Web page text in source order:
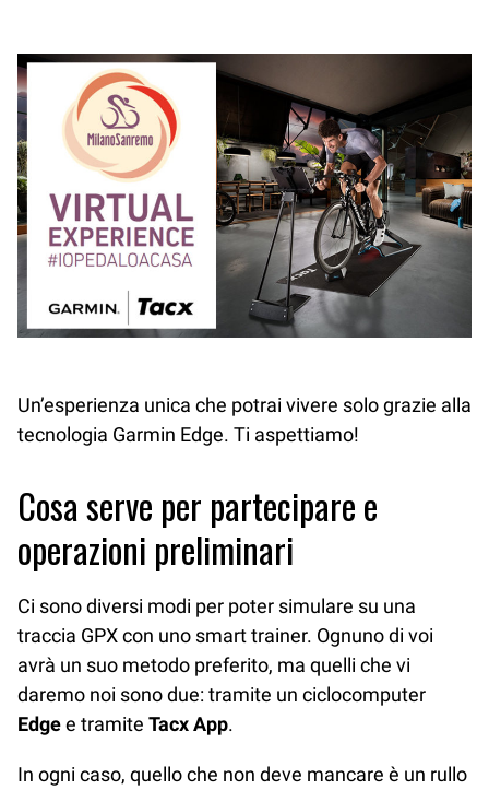
Un’esperienza unica che potrai vivere solo grazie alla
tecnologia Garmin Edge. Ti aspettiamo!
Cosa serve per partecipare e
operazioni preliminari
Ci sono diversi modi per poter simulare su una
traccia GPX con uno smart trainer. Ognuno di voi
avrà un suo metodo preferito, ma quelli che vi
daremo noi sono due: tramite un ciclocomputer
Edgee tramite Tacx App.
In ogni caso, quello che non deve mancare è un rullo